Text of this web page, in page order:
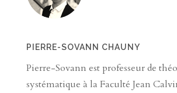
PIERRE-SOVANN CHAUNY
Pierre-Sovann est professeur de
systématique à la Faculté Jean